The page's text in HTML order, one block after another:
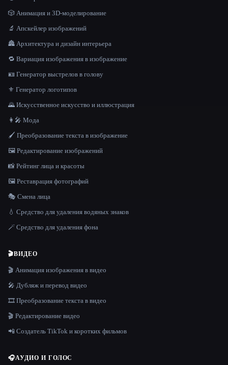
🎲 Анимация и 3D-моделирование
🔬 Апскейлер изображений
🏯 Архитектура и дизайн интерьера
🔁 Вариация изображения в изображение
🪪 Генератор выстрелов в голову
⚜️ Генератор логотипов
🌄 Искусственное искусство и иллюстрация
👩‍🎤 Мода
🖌️ Преобразование текста в изображение
🖼️ Редактирование изображений
📸 Рейтинг лица и красоты
🖼️ Реставрация фотографий
🎭 Смена лица
💧 Средство для удаления водяных знаков
🪄 Средство для удаления фона
🎬ВИДЕО
🎬 Анимация изображения в видео
🎤 Дубляж и перевод видео
🎞️ Преобразование текста в видео
🎬 Редактирование видео
📲 Создатель TikTok и коротких фильмов
🎧АУДИО И ГОЛОС